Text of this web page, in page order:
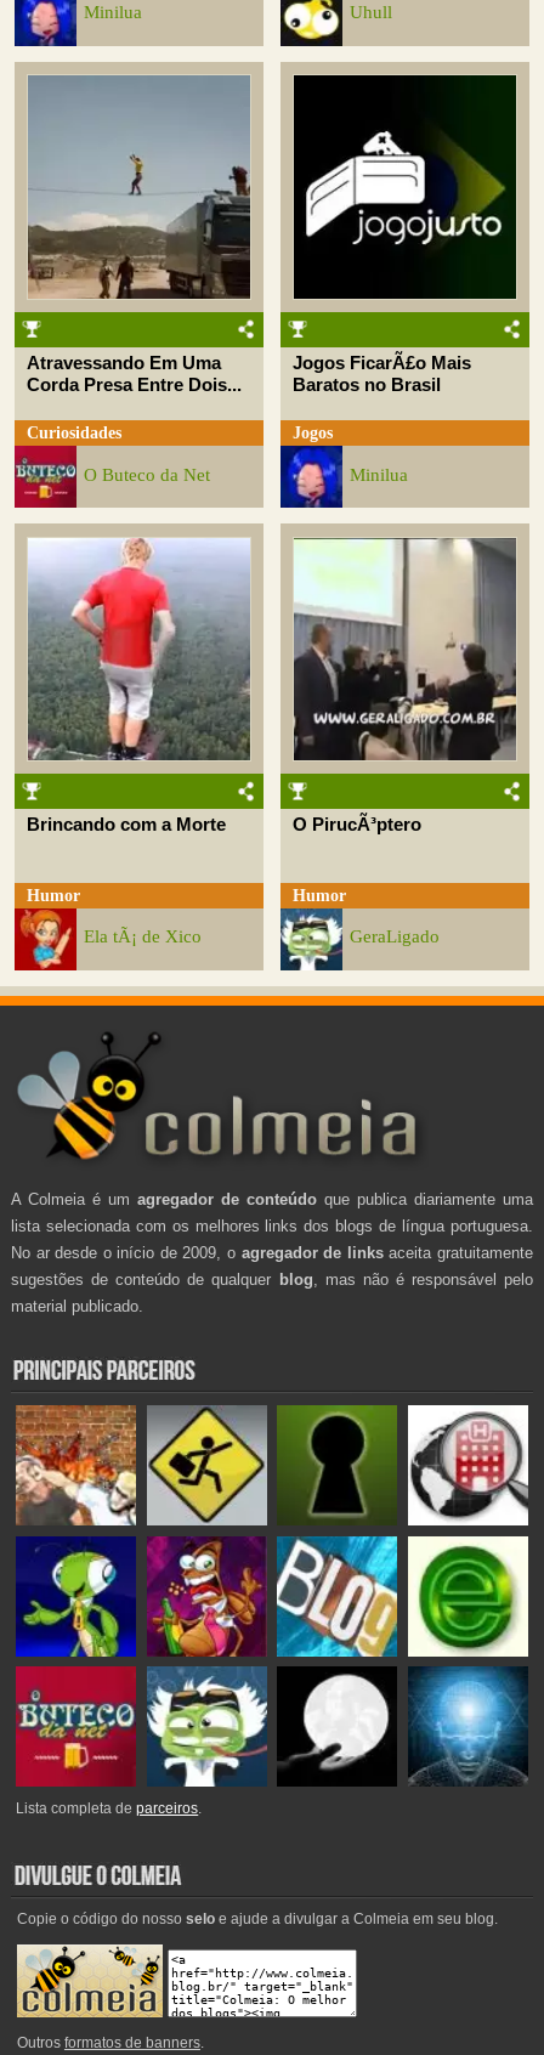
Minilua Uhull
Atravessando Em Uma
Corda Presa Entre Dois...
Curiosidades
O Buteco da Net
Jogos FicarÃ£o Mais
Baratos no Brasil
Jogos
Minilua
Brincando com a Morte
Humor
Ela tÃ¡ de Xico
O PirucÃ³ptero
Humor
GeraLigado
A Colmeia é um agregador de conteúdo que publica diariamente uma
lista selecionada com os melhores links dos blogs de língua portuguesa.
No ar desde o início de 2009, o agregador de linksaceita gratuitamente
sugestões de conteúdo de qualquer blog , mas não é responsável pelo
material publicado.
Lista completa deparceiros.
Copie o código do nosso seloe ajude a divulgar a Colmeia em seu blog.
Outros formatos de banners.